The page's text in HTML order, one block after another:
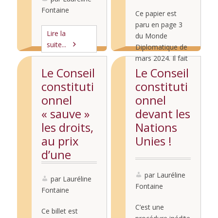
constitutionnelle
est qu’il fallait
3/5è des voix
pour empêcher
sa nomination,
c’est-à-dire 59
voix…). Ce
plateau était
« surréaliste » …
Culture,
lundi 10
février
2025
Fontaine
Lire la
suite...
Ce papier est
paru en page 3
du Monde
Diplomatique de
mars 2024. Il fait
écho à celui paru
dans le numéro
d’avril 2023 (et
disponible ici).
Lire la
suite...
Le Conseil
constituti
onnel
« sauve »
les droits,
au prix
d’une
incroyable
lâcheté
par Lauréline
Fontaine
Ce billet est
Le Conseil
constituti
onnel
devant les
Nations
Unies !
par Lauréline
Fontaine
C’est une